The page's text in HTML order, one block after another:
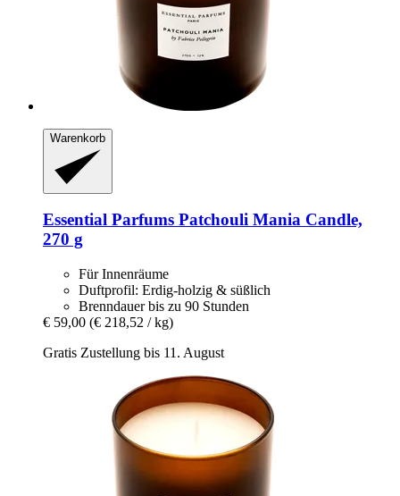
Warenkorb
Essential Parfums Patchouli Mania Candle,
270 g
Für Innenräume
Duftprofil: Erdig-holzig & süßlich
Brenndauer bis zu 90 Stunden
€ 59,00 (€ 218,52 / kg)
Gratis Zustellung bis 11. August